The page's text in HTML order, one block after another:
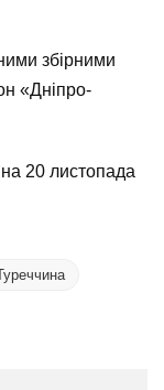
збірними
«Дніпро-
20 листопада